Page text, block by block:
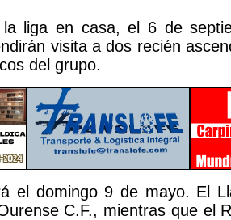
la liga en casa, el 6 de
visita a dos recién
del grupo.
el domingo 9 de mayo. El
C.F., mientras que el